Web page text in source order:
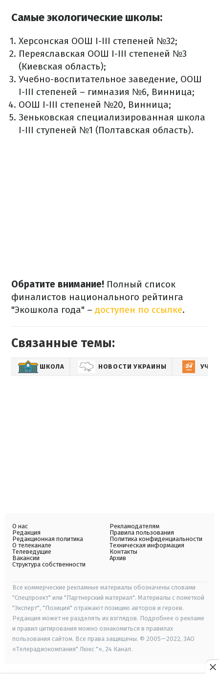
Самые экологические школы:
Херсонская ООШ І-ІІІ степеней №32;
Переяславская ООШ І-ІІІ степеней №3
(Киевская область);
Учебно-воспитательное заведение, ООШ
І-ІІІ степеней – гимназия №6, Винница;
ООШ І-ІІІ степеней №20, Винница;
Зеньковская специализированная школа
I-III ступеней №1 (Полтавская область).
Обратите внимание! Полный список
финалистов национального рейтинга
"Экошкола года" – доступен по ссылке.
Связанные темы:
ШКОЛА НОВОСТИ УКРАИНЫ
О нас
Редакция
Редакционная политика
О телеканале
Телеведущие
Вакансии
Структура собственности
Рекламодателям
Правила пользования
Политика конфиденциальности
Техническая информация
Контакты
Архив
Все коммерческие рекламные материалы обозначены словами
"Спецпроект" или "Партнерский материал". Материалы с пометкой
"Эксперт", "Позиция" отражают позицию авторов и героев.
Редакция может не разделять их взглядов. Подробнее о рекламе
и правил цитирования можно ознакомиться в правилах
пользования сайтом. Все права защищены. © 2005—2022, ЗАО
«Телерадиокомпания" Люкс "», 24 Канал.